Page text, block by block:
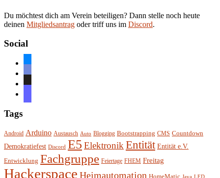
Du möchtest dich am Verein beteiligen? Dann stelle noch heute
deinen Mitgliedsantrag oder triff uns im Discord.
Social
Tags
Android Arduino Austausch Auto Blogging Bootstrapping CMS Countdown
Demokratiefest Discord E5 Elektronik Entität Entität e.V.
Entwicklung Fachgruppe Feiertage FHEM Freitag
Hackerspace Heimautomation HomeMatic Java LED